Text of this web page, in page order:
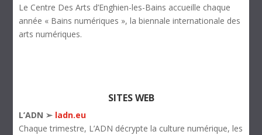
Le Centre Des Arts d’Enghien-les-Bains accueille chaque
année « Bains numériques », la biennale internationale des
arts numériques.
SITES WEB
L’ADN ➢ ladn.eu
Chaque trimestre, L’ADN décrypte la culture numérique, les